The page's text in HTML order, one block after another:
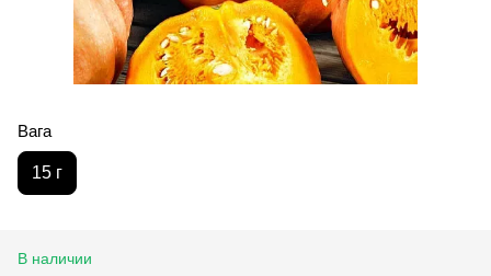
Вага
15 г
В наличии